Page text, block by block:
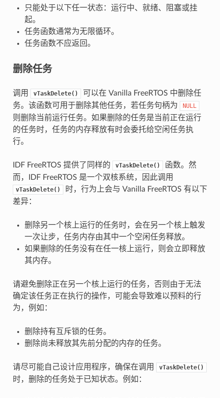
只能处于以下任一状态：运行中、就绪、阻塞或挂
起。
任务函数通常为无限循环。
任务函数不应返回。
删除任务
调用 vTaskDelete()
可以在 Vanilla FreeRTOS 中删除任
务。该函数可用于删除其他任务，若任务句柄为
NULL
则删除当前运行任务。如果删除的任务是当前正在运行
的任务时，任务的内存释放有时会委托给空闲任务执
行。
IDF FreeRTOS 提供了同样的 vTaskDelete()
函数。然
而，IDF FreeRTOS 是一个双核系统，因此调用
vTaskDelete()
时，行为上会与 Vanilla FreeRTOS 有以下
差异：
删除另一个核上运行的任务时，会在另一个核上触发
一次让步，任务内存由其中一个空闲任务释放。
如果删除的任务没有在任一核上运行，则会立即释放
其内存。
请避免删除正在另一个核上运行的任务，否则由于无法
确定该任务正在执行的操作，可能会导致难以预料的行
为，例如：
删除持有互斥锁的任务。
删除尚未释放其先前分配的内存的任务。
请尽可能自己设计应用程序，确保在调用 vTaskDelete()
时，删除的任务处于已知状态。例如：